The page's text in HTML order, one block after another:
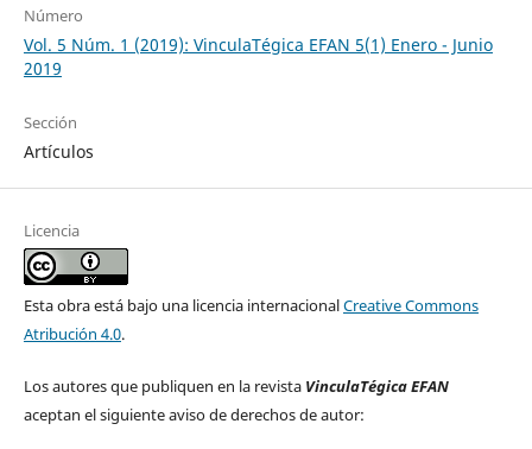
Número
Vol. 5 Núm. 1 (2019): VinculaTégica EFAN 5(1) Enero - Junio
2019
Sección
Artículos
Licencia
Esta obra está bajo una licencia internacionalCreative Commons
Atribución 4.0.
Los autores que publiquen en la revista VinculaTégica EFAN
aceptan el siguiente aviso de derechos de autor: